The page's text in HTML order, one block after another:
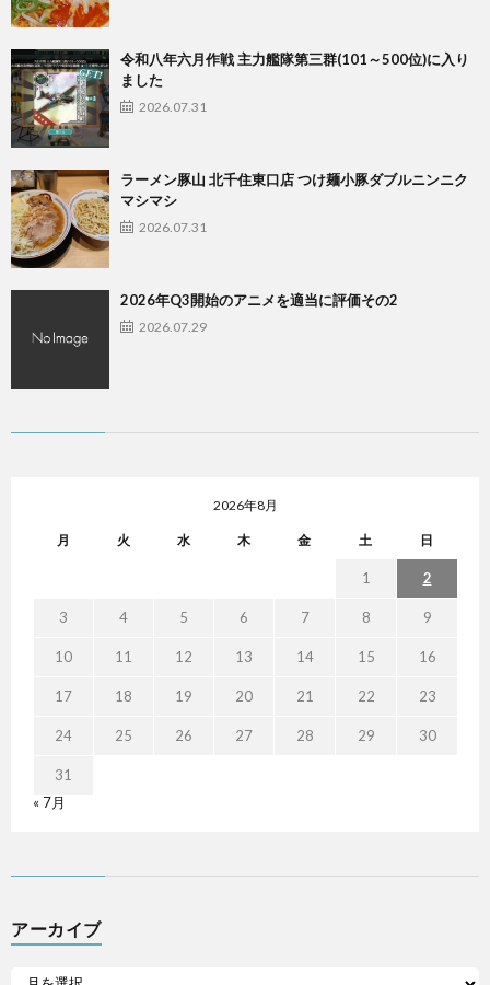
令和八年六月作戦 主力艦隊第三群(101～500位)に入り
ました
2026.07.31
ラーメン豚山 北千住東口店 つけ麺小豚ダブルニンニク
マシマシ
2026.07.31
2026年Q3開始のアニメを適当に評価その2
2026.07.29
2026年8月
月 火 水 木 金 土 日
1 2
3 4 5 6 7 8 9
10 11 12 13 14 15 16
17 18 19 20 21 22 23
24 25 26 27 28 29 30
31
« 7月
アーカイブ